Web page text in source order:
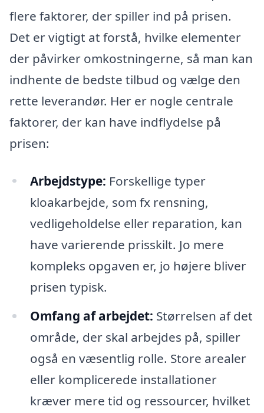
flere faktorer, der spiller ind på prisen.
Det er vigtigt at forstå, hvilke elementer
der påvirker omkostningerne, så man kan
indhente de bedste tilbud og vælge den
rette leverandør. Her er nogle centrale
faktorer, der kan have indflydelse på
prisen:
Arbejdstype: Forskellige typer
kloakarbejde, som fx rensning,
vedligeholdelse eller reparation, kan
have varierende prisskilt. Jo mere
kompleks opgaven er, jo højere bliver
prisen typisk.
Omfang af arbejdet: Størrelsen af det
område, der skal arbejdes på, spiller
også en væsentlig rolle. Store arealer
eller komplicerede installationer
kræver mere tid og ressourcer, hvilket